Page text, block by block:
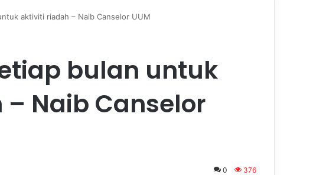
aktiviti riadah – Naib Canselor UUM
bulan untuk
Naib Canselor
0 376